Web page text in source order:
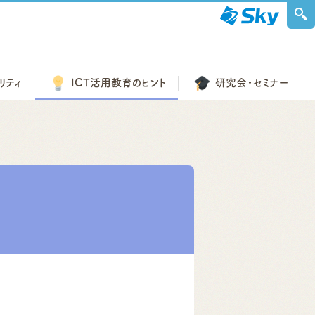
ティ ICT活用教育の ヒント 研究会・ セミナー